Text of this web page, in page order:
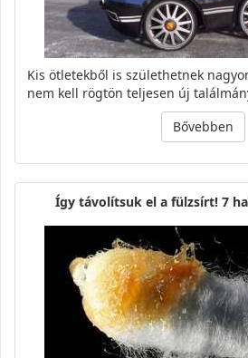
Kis ötletekből is születhetnek
nem kell rögtön teljesen új
Bővebben
Így távolítsuk el a fülzsírt! 7